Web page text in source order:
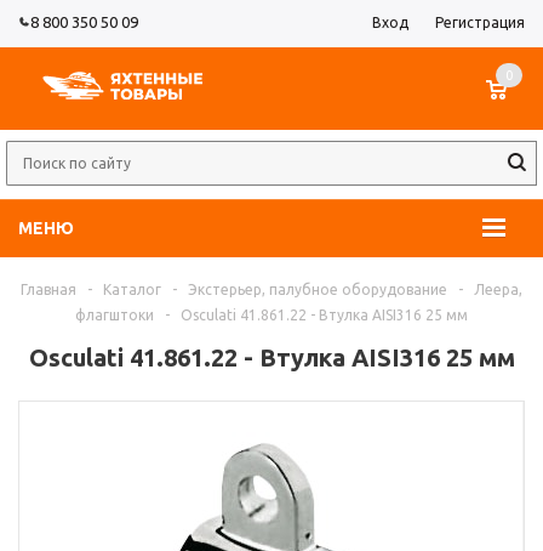
8 800 350 50 09 Вход Регистрация
МЕНЮ
0
Главная - Каталог - Экстерьер, палубное оборудование -
Леера,
флагштоки
- Osculati 41.861.22 - Втулка AISI316 25 мм
Osculati 41.861.22 - Втулка AISI316 25 мм